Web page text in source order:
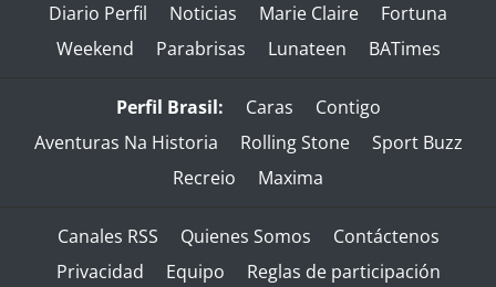
Diario Perfil Noticias Marie Claire
Fortuna
Weekend
Parabrisas Lunateen BATimes
Perfil Brasil: Caras
Contigo
Aventuras Na Historia
Rolling Stone
Sport Buzz
Recreio
Maxima
Canales RSS Quienes Somos
Contáctenos
Privacidad
Equipo Reglas de participación